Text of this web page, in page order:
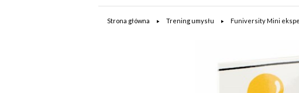
Strona główna Trening umysłu Funiversity Mini